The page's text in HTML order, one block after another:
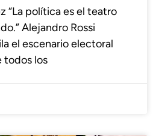
“La política es el teatro
Alejandro Rossi
el escenario electoral
todos los